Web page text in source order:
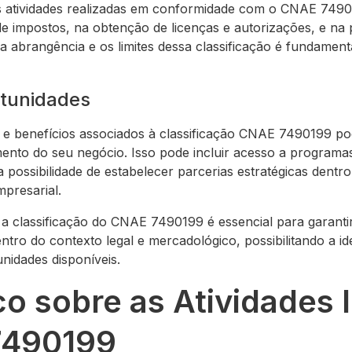
realizadas em conformidade com o CNAE
impostos, na obtenção de licenças e autorizações, e na
abrangência e os limites dessa classificação é
benefícios associados à classificação CNAE 7490199
do seu negócio. Isso pode incluir acesso a
de estabelecer parcerias estratégicas
classificação do CNAE 7490199 é essencial para
do contexto legal e mercadológico, possibilitando a
disponíveis.
sobre as Atividades